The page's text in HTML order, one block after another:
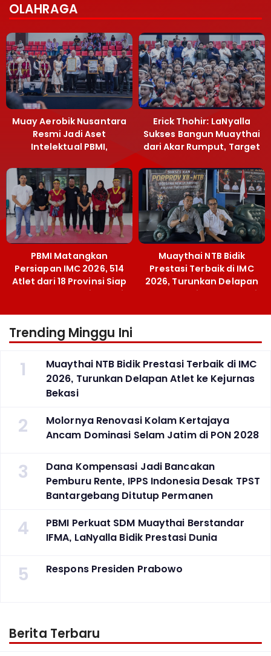
OLAHRAGA
Muay Aerobik Nusantara
Resmi Jadi Aset
Intelektual PBMI,
Terobosan Bangun
Grassroots
Erick Thohir: LaNyalla
Sukses Bangun Muaythai
dari Akar Rumput, Target
PBMI Matangkan
Persiapan IMC 2026, 514
Atlet dari 18 Provinsi Siap
Berlaga Besok di Bekasi
Muaythai NTB Bidik
Prestasi Terbaik di IMC
2026, Turunkan Delapan
Atlet ke Kejurnas Bekasi
Trending Minggu Ini
1
Muaythai NTB Bidik Prestasi Terbaik di IMC
2026, Turunkan Delapan Atlet ke Kejurnas
Bekasi
2
Molornya Renovasi Kolam Kertajaya
Ancam Dominasi Selam Jatim di PON 2028
3
Dana Kompensasi Jadi Bancakan
Pemburu Rente, IPPS Indonesia Desak TPST
Bantargebang Ditutup Permanen
4
PBMI Perkuat SDM Muaythai Berstandar
IFMA, LaNyalla Bidik Prestasi Dunia
5 Respons Presiden Prabowo
Berita Terbaru